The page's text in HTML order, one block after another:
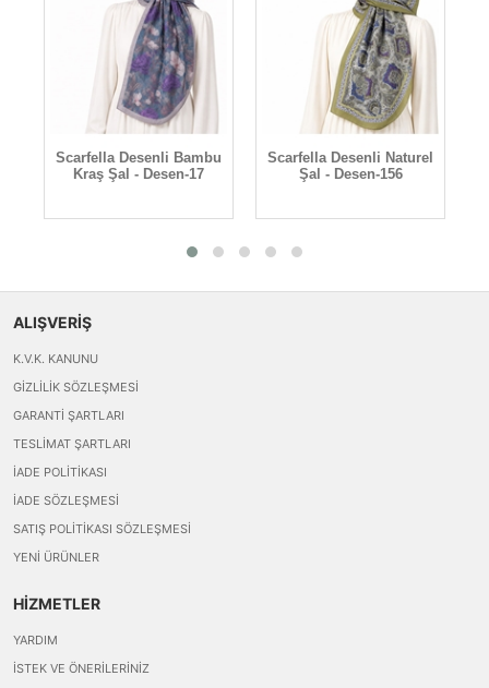
Scarfella Desenli Bambu
Kraş Şal - Desen-17
Scarfella Desenli Naturel
Şal - Desen-156
ALIŞVERİŞ
K.V.K. KANUNU
GIZLILIK SÖZLEŞMESI
GARANTI ŞARTLARI
TESLIMAT ŞARTLARI
İADE POLITIKASI
İADE SÖZLEŞMESI
SATIŞ POLITIKASI SÖZLEŞMESI
YENI ÜRÜNLER
HİZMETLER
YARDIM
İSTEK VE ÖNERILERINIZ